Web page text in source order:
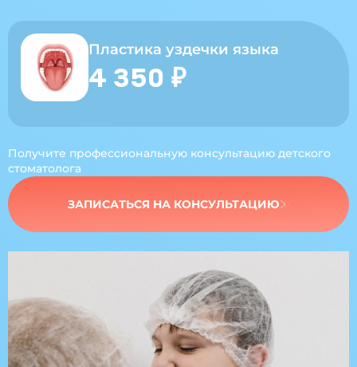
Пластика уздечки языка
4 350 ₽
ЗАПИСАТЬСЯ НА КОНСУЛЬТАЦИЮ
Получите профессиональную консультацию детского
стоматолога